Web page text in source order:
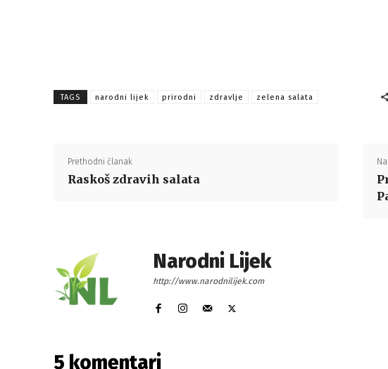
TAGS narodni lijek prirodni zdravlje zelena salata
Prethodni članak
Raskoš zdravih salata
Narodni Lijek
http://www.narodnilijek.com
5 komentari